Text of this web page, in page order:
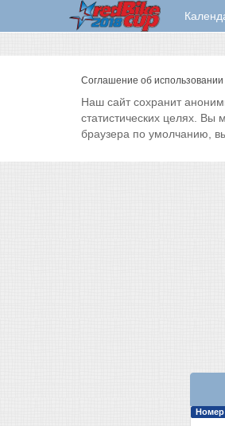
Соглашение об
Наш сайт сохранит
статистических целях. Вы
браузера по умолчанию,
Номер